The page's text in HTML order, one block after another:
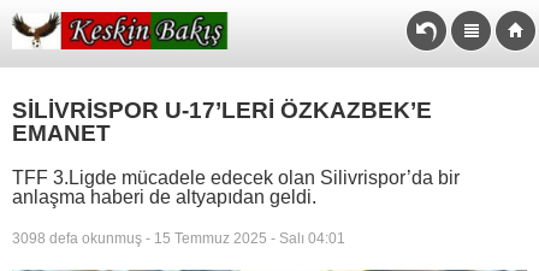
SİLİVRİSPOR U-17’LERİ ÖZKAZBEK’E
EMANET
TFF 3.Ligde mücadele edecek olan Silivrispor’da bir
anlaşma haberi de altyapıdan geldi.
3098 defa okunmuş - 15 Temmuz 2025 - Salı 04:01